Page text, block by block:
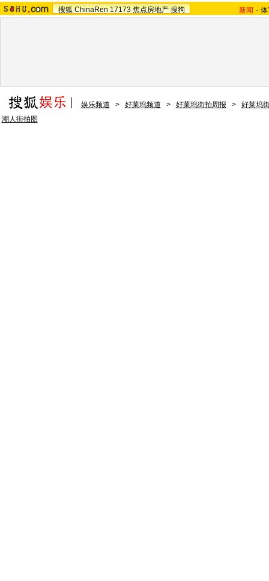
搜狐 ChinaRen 17173 焦点房地产 搜狗 新闻 -
娱乐频道 > 好莱坞频道 > 好莱坞街拍周报 >
好莱坞
潮人街拍图